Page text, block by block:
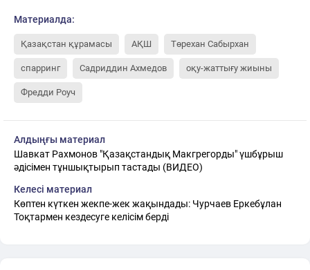
Материалда:
Қазақстан құрамасы АҚШ Төрехан Сабырхан
спарринг Садриддин Ахмедов оқу-жаттығу жиыны
Фредди Роуч
Алдыңғы материал
Шавкат Рахмонов "Қазақстандық Макгрегорды" үшбұрыш
әдісімен тұншықтырып тастады (ВИДЕО)
Келесі материал
Көптен күткен жекпе-жек жақындады: Чурчаев Еркебұлан
Тоқтармен кездесуге келісім берді